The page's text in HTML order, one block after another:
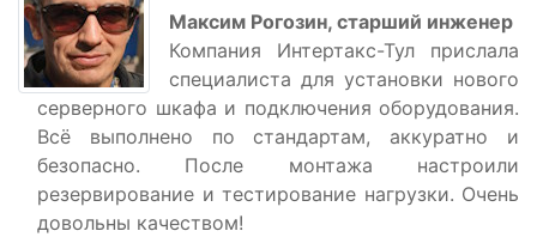
Максим Рогозин, старший инженер
Компания Интертакс-Тул прислала
специалиста для установки нового
серверного шкафа и подключения оборудования.
Всё выполнено по стандартам, аккуратно и
безопасно. После монтажа настроили
резервирование и тестирование нагрузки. Очень
довольны качеством!